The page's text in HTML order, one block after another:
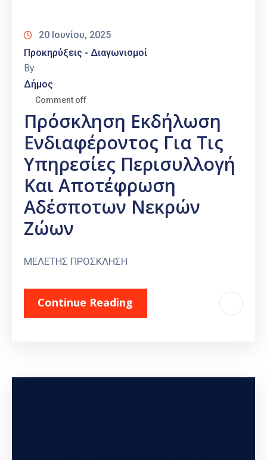
20 Ιουνίου, 2025
Προκηρύξεις - Διαγωνισμοί
By
Δήμος
Comment off
Πρόσκληση Εκδήλωση
Ενδιαφέροντος Για Τις
Υπηρεσίες Περισυλλογή
Και Αποτέφρωση
Αδέσποτων Νεκρών
Ζώων
ΜΕΛΕΤΗΣ ΠΡΟΣΚΛΗΣΗ
Continue Reading